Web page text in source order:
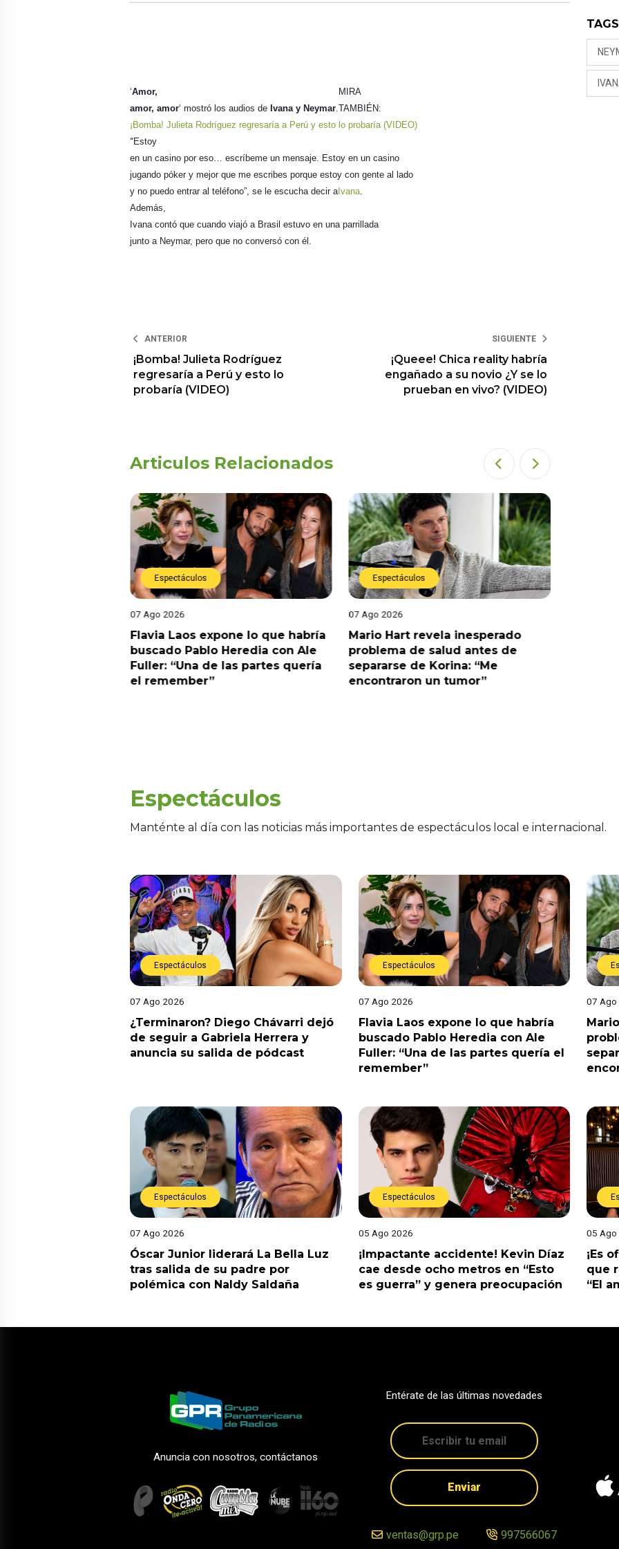
‘Amor,
amor, amor‘ mostró los audios de Ivana y Neymar.
MIRA
TAMBIÉN:
¡Bomba! Julieta Rodríguez regresaría a Perú y esto lo probaría (VIDEO)
“ Estoy
en un casino por eso… escríbeme un mensaje. Estoy en un casino
jugando póker y mejor que me escribes porque estoy con gente al lado
y no puedo entrar al teléfono”, se le escucha decir aIvana.
Además,
Ivana contó que cuando viajó a Brasil estuvo en una parrillada
junto a Neymar, pero que no conversó con él.
ANTERIOR
¡Bomba! Julieta Rodríguez
regresaría a Perú y esto lo
probaría (VIDEO)
SIGUIENTE
¡Queee! Chica reality habría
engañado a su novio ¿Y se lo
prueban en vivo? (VIDEO)
Articulos Relacionados
Espectáculos
07 Ago 2026
Flavia Laos expone lo que habría
buscado Pablo Heredia con Ale
Fuller: “Una de las partes quería
el remember”
Espectáculos
07 Ago 2026
Mario Hart revela inesperado
problema de salud antes de
separarse de Korina: “Me
encontraron un tumor”
TAGS
Espectáculos
Manténte al día con las noticias más importantes de espectáculos local e internacional.
Espectáculos
07 Ago 2026
¿Terminaron? Diego Chávarri dejó
de seguir a Gabriela Herrera y
anuncia su salida de pódcast
Espectáculos
07 Ago 2026
Flavia Laos expone lo que habría
buscado Pablo Heredia con Ale
Fuller: “Una de las partes quería el
remember”
07 Ago
Espectáculos
07 Ago 2026
Óscar Junior liderará La Bella Luz
tras salida de su padre por
polémica con Naldy Saldaña
Espectáculos
05 Ago 2026
¡Impactante accidente! Kevin Díaz
cae desde ocho metros en “Esto
es guerra” y genera preocupación
05 Ago
¡Es
que
“El
Anuncia con nosotros, contáctanos
Entérate de las últimas novedades
Enviar
ventas@grp.pe 997566067